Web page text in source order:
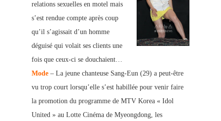
relations sexuelles en motel mais
s’est rendue compte après coup
qu’il s’agissait d’un homme
déguisé qui volait ses clients une
fois que ceux-ci se douchaient…
Mode – La jeune chanteuse Sang-Eun (29) a peut-être
vu trop court lorsqu’elle s’est habillée pour venir faire
la promotion du programme de MTV Korea « Idol
United » au Lotte Cinéma de Myeongdong, les